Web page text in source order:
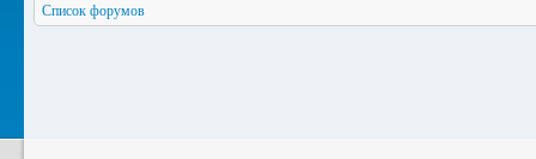
Список форумов